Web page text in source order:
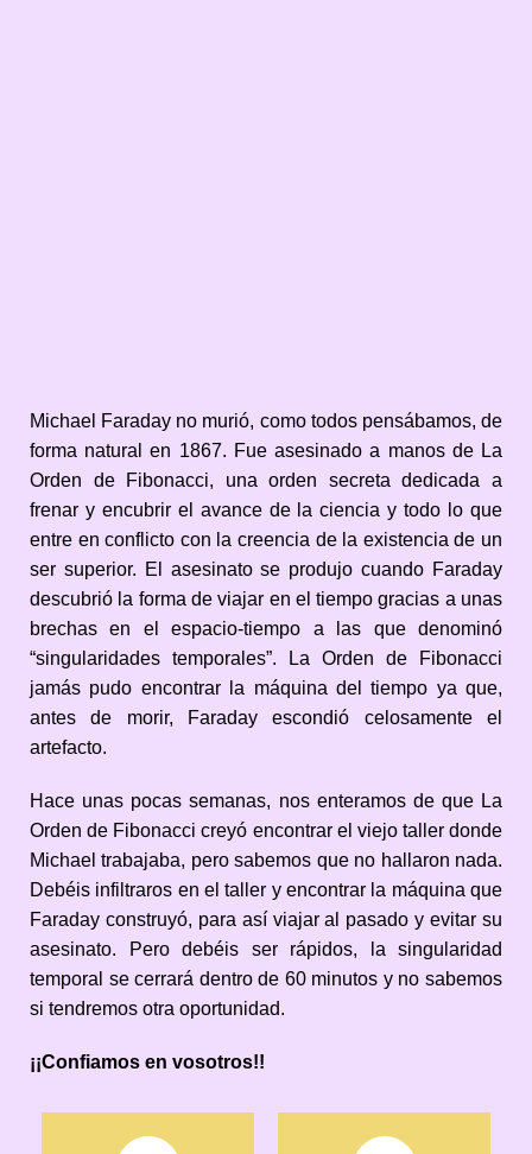
Michael Faraday no murió, como todos pensábamos, de
forma natural en 1867. Fue asesinado a manos de La
Orden de Fibonacci, una orden secreta dedicada a
frenar y encubrir el avance de la ciencia y todo lo que
entre en conflicto con la creencia de la existencia de un
ser superior. El asesinato se produjo cuando Faraday
descubrió la forma de viajar en el tiempo gracias a unas
brechas en el espacio-tiempo a las que denominó
“singularidades temporales”. La Orden de Fibonacci
jamás pudo encontrar la máquina del tiempo ya que,
antes de morir, Faraday escondió celosamente el
artefacto.
Hace unas pocas semanas, nos enteramos de que La
Orden de Fibonacci creyó encontrar el viejo taller donde
Michael trabajaba, pero sabemos que no hallaron nada.
Debéis infiltraros en el taller y encontrar la máquina que
Faraday construyó, para así viajar al pasado y evitar su
asesinato. Pero debéis ser rápidos, la singularidad
temporal se cerrará dentro de 60 minutos y no sabemos
si tendremos otra oportunidad.
¡¡Confiamos en vosotros!!